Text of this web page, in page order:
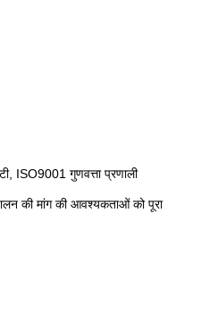
ISO9001 गुणवत्ता प्रणाली
की मांग की आवश्यकताओं को पूरा